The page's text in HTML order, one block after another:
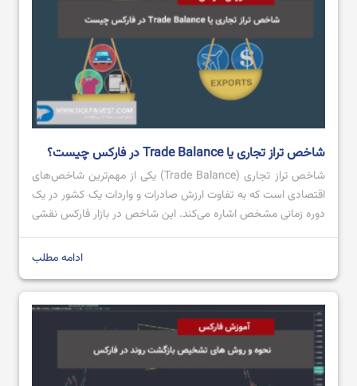
شاخص تراز تجاری یا Trade Balance در فارکس چیست؟
شاخص تراز تجاری (Trade Balance) یکی از مهم‌ترین شاخص‌های
اقتصادی است که به تفاوت ارزش صادرات و واردات یک کشور در یک
دوره زمانی مشخص اشاره می‌کند. این شاخص در بازار فارکس نقشی
کلیدی ایفا می‌کند، زیرا می‌تواند روی ارزش پول ملی یک کشور تاثیر
بگذارد. تراز تجاری مثبت، که به معنای صادرات بیشتر از […]ادامه مطلب